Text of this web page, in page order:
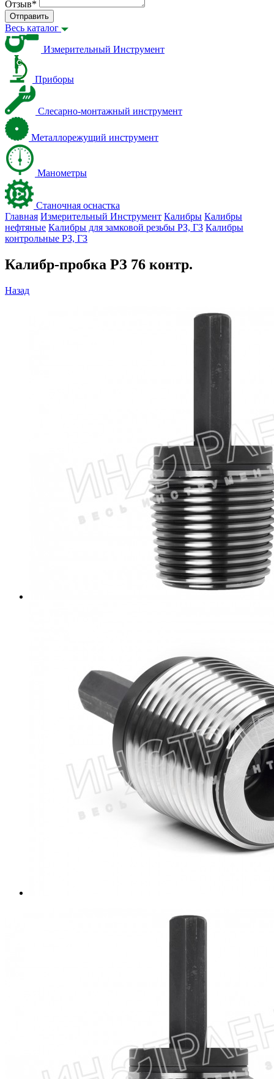
Отзыв*
Отправить
Весь каталог
Измерительный Инструмент
Приборы
Слесарно-монтажный инструмент
Металлорежущий инструмент
Манометры
Станочная оснастка
Главная Измерительный Инструмент Калибры Калибры
нефтяные Калибры для замковой резьбы PЗ, ГЗ Калибры
контрольные PЗ, ГЗ
Калибр-пробка РЗ 76 контр.
Назад